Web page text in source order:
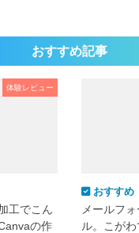
おすすめ記事
体験レビュー
工でこん
の作
おすすめ
メールフ
ル。こが